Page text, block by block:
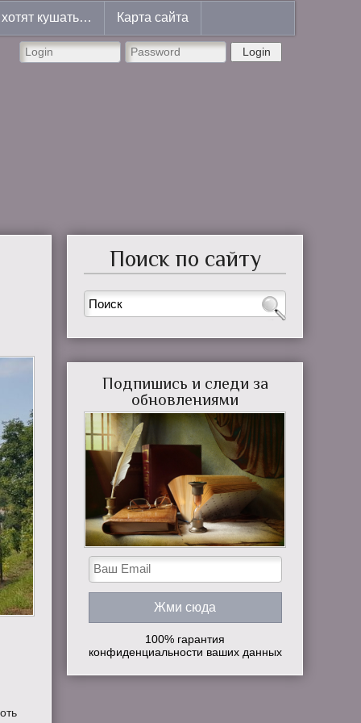
кушать… Карта сайта
Login
Поиск по сайту
Подпишись и следи за
обновлениями
100% гарантия
конфиденциальности ваших данных